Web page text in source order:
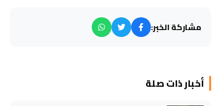
مشاركة الخبر:
أخبار ذات صلة